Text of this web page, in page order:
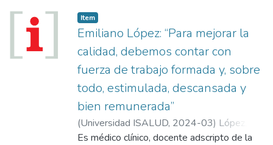
Tablero de Control Operativo.
oportunas. Involucra, de la misma forma,
“inversión en salud”, que aparte de ser un
deber primordial del estado, responde a un
desarrollo de vida de cada uno desde el
nacimiento hasta la adultez, y comprende: la
supervivencia infantil, el crecimiento
saludable, el desarrollo apropiado, y en
general; la preparación para toda la vida
(Bernal, 2019).
Item
Emiliano López: “Para mejorar la
calidad, debemos contar con
fuerza de trabajo formada y, sobre
todo, estimulada, descansada y
bien remunerada”
(Universidad ISALUD, 2024-03) López,
Emiliano
Es médico clínico, docente adscripto de la